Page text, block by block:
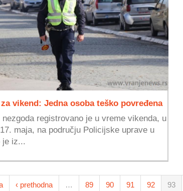
vikend: Jedna osoba teško povređena
registrovano je u vreme vikenda, u
maja, na području Policijske uprave u
je iz...
‹ prethodna … 89 90 91 92 93